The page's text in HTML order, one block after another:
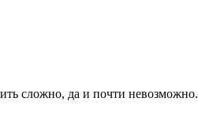
сложно, да и почти невозможно.